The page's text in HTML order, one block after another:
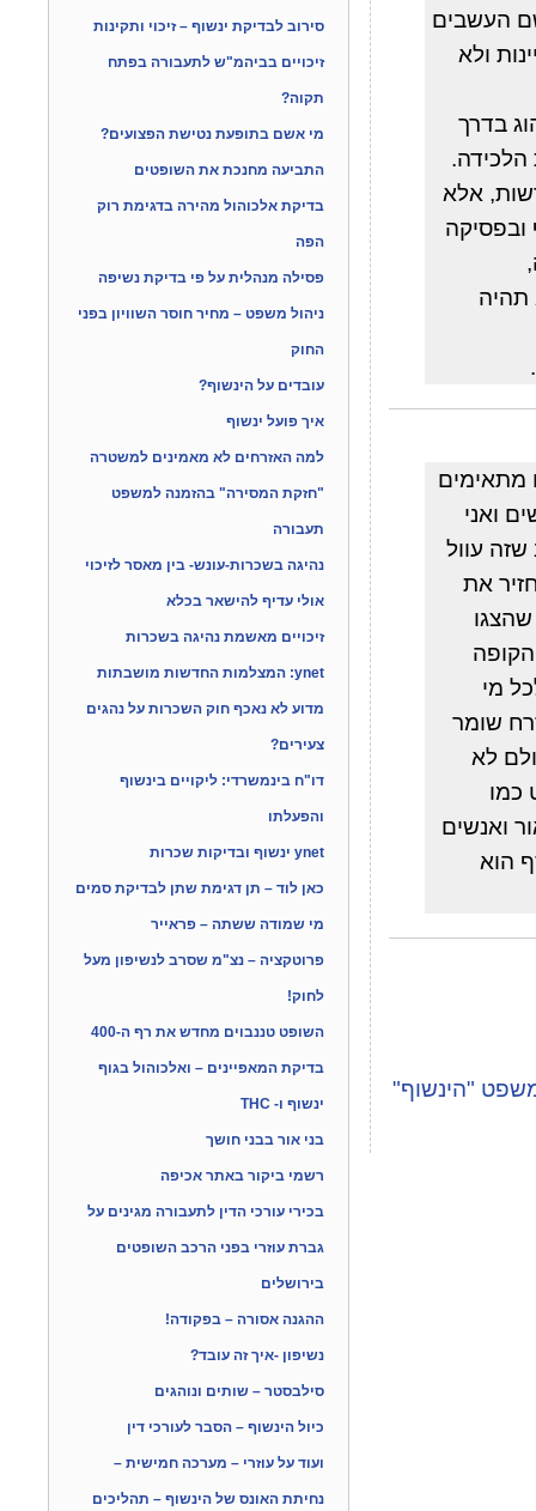
העשבים
ולא
בדרך
הלכידה.
אלא
ובפסיקה
תהיה
מתאימים
ואני
עוול
את
מי
שומר
לא
כמו
ואנשים
הוא
"הינשוף"
סירוב לבדיקת ינשוף – זיכוי ותקינות
זיכויים בביהמ"ש לתעבורה בפתח
תקוה?
מי אשם בתופעת נטישת הפצועים?
התביעה מחנכת את השופטים
בדיקת אלכוהול מהירה בדגימת רוק
הפה
פסילה מנהלית על פי בדיקת נשיפה
ניהול משפט – מחיר חוסר השוויון בפני
החוק
עובדים על הינשוף?
איך פועל ינשוף
למה האזרחים לא מאמינים למשטרה
"חזקת המסירה" בהזמנה למשפט
תעבורה
נהיגה בשכרות-עונש- בין מאסר לזיכוי
אולי עדיף להישאר בכלא
זיכויים מאשמת נהיגה בשכרות
ynet: המצלמות החדשות מושבתות
מדוע לא נאכף חוק השכרות על נהגים
צעירים?
דו"ח בינמשרדי: ליקויים בינשוף
והפעלתו
ynet ינשוף ובדיקות שכרות
כאן לוד – תן דגימת שתן לבדיקת סמים
מי שמודה ששתה – פראייר
פרוטקציה – נצ"מ שסרב לנשיפון מעל
לחוק!
השופט טננבוים מחדש את רף ה-400
בדיקת המאפיינים – ואלכוהול בגוף
ינשוף ו- THC
בני אור בבני חושך
רשמי ביקור באתר אכיפה
בכירי עורכי הדין לתעבורה מגינים על
גברת עוזרי בפני הרכב השופטים
בירושלים
ההגנה אסורה – בפקודה!
נשיפון -איך זה עובד?
סילבסטר – שותים ונוהגים
כיול הינשוף – הסבר לעורכי דין
ועוד על עוזרי – מערכה חמישית –
נחיתת האונס של הינשוף – תהליכים